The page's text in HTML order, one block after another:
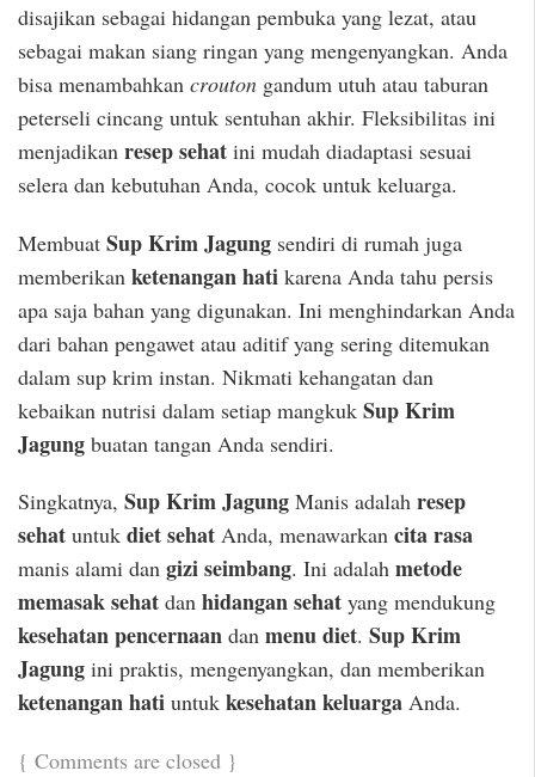
disajikan sebagai hidangan pembuka yang lezat, atau
sebagai makan siang ringan yang mengenyangkan. Anda
bisa menambahkan crouton gandum utuh atau taburan
peterseli cincang untuk sentuhan akhir. Fleksibilitas ini
menjadikan resep sehat ini mudah diadaptasi sesuai
selera dan kebutuhan Anda, cocok untuk keluarga.
Membuat Sup Krim Jagung sendiri di rumah juga
memberikan ketenangan hati karena Anda tahu persis
apa saja bahan yang digunakan. Ini menghindarkan Anda
dari bahan pengawet atau aditif yang sering ditemukan
dalam sup krim instan. Nikmati kehangatan dan
kebaikan nutrisi dalam setiap mangkuk Sup Krim
Jagung buatan tangan Anda sendiri.
Singkatnya, Sup Krim Jagung Manis adalah resep
sehat untuk diet sehat Anda, menawarkan cita rasa
manis alami dan gizi seimbang. Ini adalah metode
memasak sehat dan hidangan sehat yang mendukung
kesehatan pencernaan dan menu diet. Sup Krim
Jagung ini praktis, mengenyangkan, dan memberikan
ketenangan hati untuk kesehatan keluarga Anda.
{ Comments are closed }